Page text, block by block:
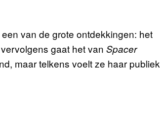
van de grote ontdekkingen: het
gaat het van Spacer
maar telkens voelt ze haar publiek